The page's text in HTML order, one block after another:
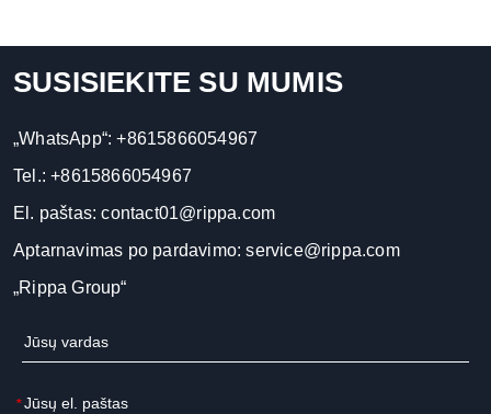
SUSISIEKITE SU MUMIS
„WhatsApp“:+8615866054967
Tel.:+8615866054967
El. paštas:contact01@rippa.com
Aptarnavimas po pardavimo:service@rippa.com
„Rippa Group“
*